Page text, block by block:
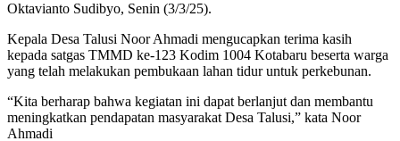
Oktavianto Sudibyo, Senin (3/3/25).
Kepala Desa Talusi Noor Ahmadi mengucapkan terima kasih
kepada satgas TMMD ke-123 Kodim 1004 Kotabaru beserta warga
yang telah melakukan pembukaan lahan tidur untuk perkebunan.
“Kita berharap bahwa kegiatan ini dapat berlanjut dan membantu
meningkatkan pendapatan masyarakat Desa Talusi,” kata Noor
Ahmadi